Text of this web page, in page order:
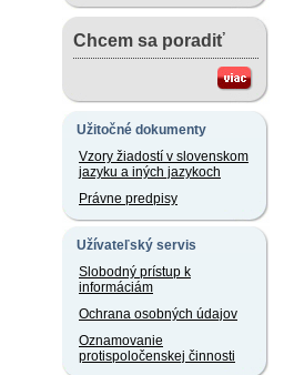
Chcem sa poradiť
Užitočné dokumenty
Vzory žiadostí v slovenskom
jazyku a iných jazykoch
Právne predpisy
Užívateľský servis
Slobodný prístup k
informáciám
Ochrana osobných údajov
Oznamovanie
protispoločenskej činnosti